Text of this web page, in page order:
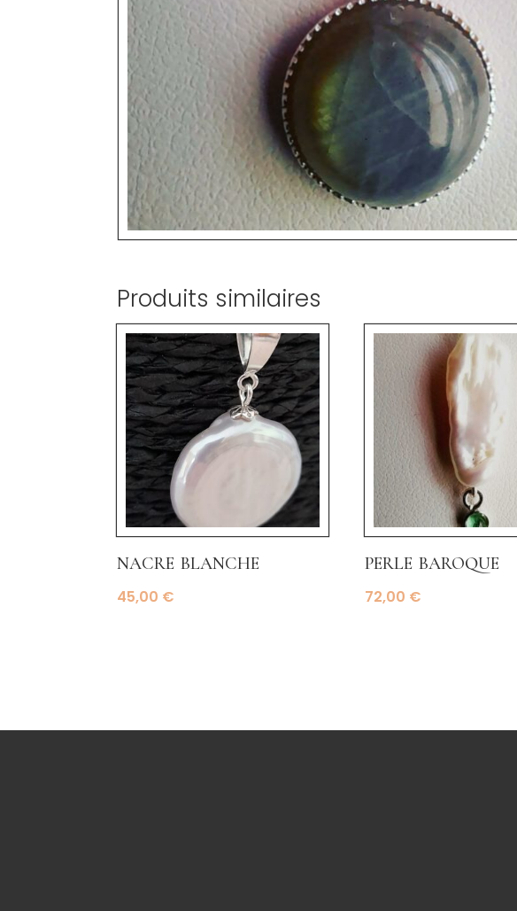
Produits similaires
nacre blanche
45,00 €
perle baroque
72,00 €